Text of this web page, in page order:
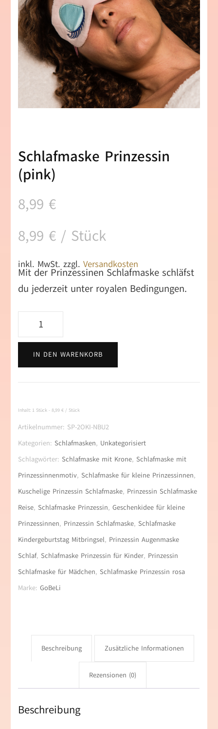
Schlafmaske Prinzessin
(pink)
8,99 €
8,99 € / Stück
inkl. MwSt. zzgl.Versandkosten
Mit der Prinzessinen Schlafmaske schläfst
du jederzeit unter royalen Bedingungen.
Schlafmaske
Prinzessin
(pink)
Menge
IN DEN WARENKORB
Inhalt: 1 Stück -8,99€ / Stück
Artikelnummer: SP-2OKI-NBU2
Kategorien: Schlafmasken, Unkategorisiert
Schlagwörter: Schlafmaske mit Krone, Schlafmaske mit
Prinzessinnenmotiv, Schlafmaske für kleine Prinzessinnen,
Kuschelige Prinzessin Schlafmaske, Prinzessin Schlafmaske
Reise, Schlafmaske Prinzessin,Geschenkidee für kleine
Prinzessinnen, Prinzessin Schlafmaske, Schlafmaske
Kindergeburtstag Mitbringsel, Prinzessin Augenmaske
Schlaf, Schlafmaske Prinzessin für Kinder, Prinzessin
Schlafmaske für Mädchen, Schlafmaske Prinzessin rosa
Marke:GoBeLi
Beschreibung Zusätzliche Informationen
Rezensionen (0)
Beschreibung